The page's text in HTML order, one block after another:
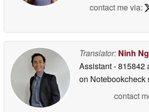
contact me via:
Translator: Ninh
Assistant- 815842
on Notebookcheck
contact